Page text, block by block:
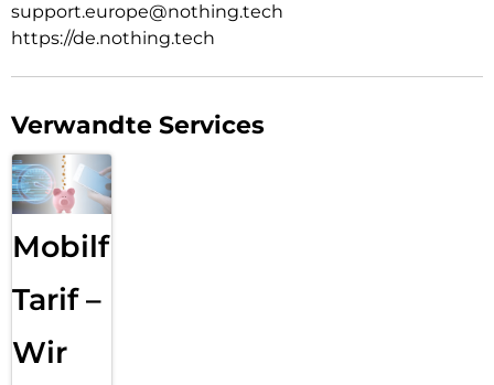
support.europe@nothing.tech
https://de.nothing.tech
Verwandte Services
Mobilfunk
Tarif –
Wir